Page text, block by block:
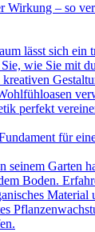
Wirkung – so
lässt sich ein
wie Sie mit
perfekt
für
seinem Garten
Boden.
Material